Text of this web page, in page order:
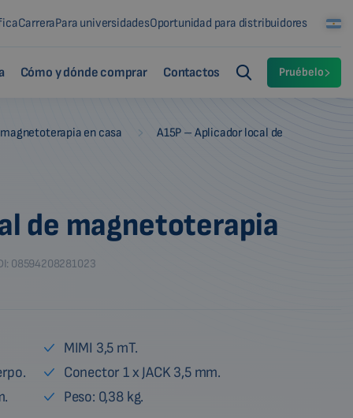
CarreraPara universidadesOportunidad para distribuidores
Cómo y dónde comprar Contactos Pruébelo
en casa
A15P – Aplicador local de
de magnetoterapia
08594208281023
MIMI 3,5 mT.
Conector 1 x JACK 3,5 mm.
Peso: 0,38 kg.